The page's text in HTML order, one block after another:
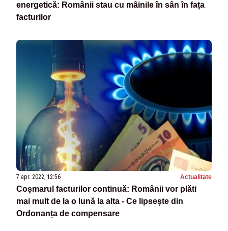
energetică: Românii stau cu mâinile în sân în fața
facturilor
7 apr. 2022, 12:56 Actualitate
Coșmarul facturilor continuă: Românii vor plăti
mai mult de la o lună la alta - Ce lipsește din
Ordonanța de compensare